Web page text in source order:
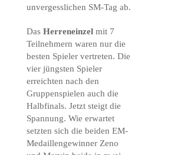
unvergesslichen SM-Tag ab.
Das Herreneinzel mit 7
Teilnehmern waren nur die
besten Spieler vertreten. Die
vier jüngsten Spieler
erreichten nach den
Gruppenspielen auch die
Halbfinals. Jetzt steigt die
Spannung. Wie erwartet
setzten sich die beiden EM-
Medaillengewinner Zeno